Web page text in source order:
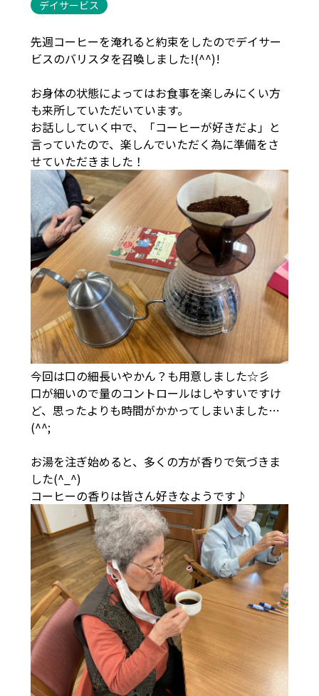
デイサービス
先週コーヒーを淹れると約束をしたのでデイサー
ビスのバリスタを召喚しました!(^^)!
お身体の状態によってはお食事を楽しみにくい方
も来所していただいています。
お話ししていく中で、「コーヒーが好きだよ」と
言っていたので、楽しんでいただく為に準備をさ
せていただきました！
今回は口の細長いやかん？も用意しました☆彡
口が細いので量のコントロールはしやすいですけ
ど、思ったよりも時間がかかってしまいました…
(^^;
お湯を注ぎ始めると、多くの方が香りで気づきま
した(^_^)
コーヒーの香りは皆さん好きなようです♪